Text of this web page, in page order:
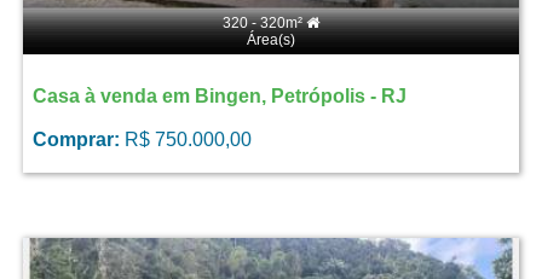
320 - 320m²
Área(s)
Casa à venda em Bingen, Petrópolis - RJ
Comprar: R$ 750.000,00